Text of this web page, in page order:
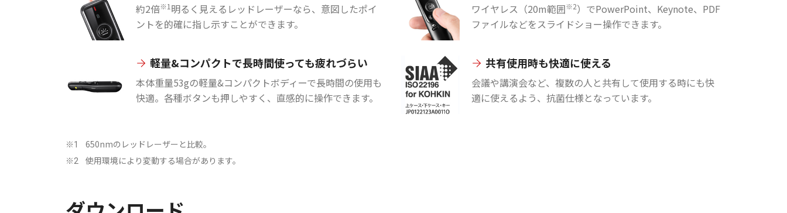
約2倍※1 明るく見えるレッドレーザーなら、意図したポイ
ントを的確に指し示すことができます。
ワイヤレス（20m範囲※2）でPowerPoint、Keynote、PDF
ファイルなどをスライドショー操作できます。
軽量&コンパクトで長時間使っても疲れづらい
本体重量53gの軽量&コンパクトボディーで長時間の使用も
快適。各種ボタンも押しやすく、直感的に操作できます。
共有使用時も快適に使える
会議や講演会など、複数の人と共有して使用する時にも快
適に使えるよう、抗菌仕様となっています。
※1 650nmのレッドレーザーと比較。
※2 使用環境により変動する場合があります。